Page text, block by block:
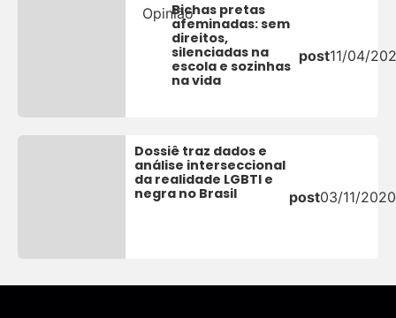
OpiniãoBichas pretas
afeminadas: sem
direitos,
silenciadas na
escola e sozinhas
na vida
post11/04/
Dossiê traz dados e
análise interseccional
da realidade LGBTI e
negra no Brasil
post03/11/2020